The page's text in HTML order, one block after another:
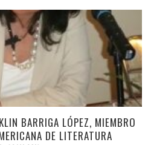
BARRIGA LÓPEZ, MIEMBRO
DE LITERATURA